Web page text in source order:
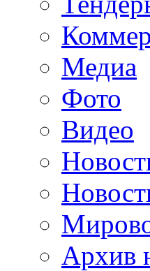
Медиа
Фото
Видео
Архив